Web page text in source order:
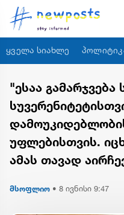
ყველა სიახლე
"ესაა გამარჯვება
უფლებისთვის.
ამას თავად
მსოფლიო • 8 ივნისი 9:47